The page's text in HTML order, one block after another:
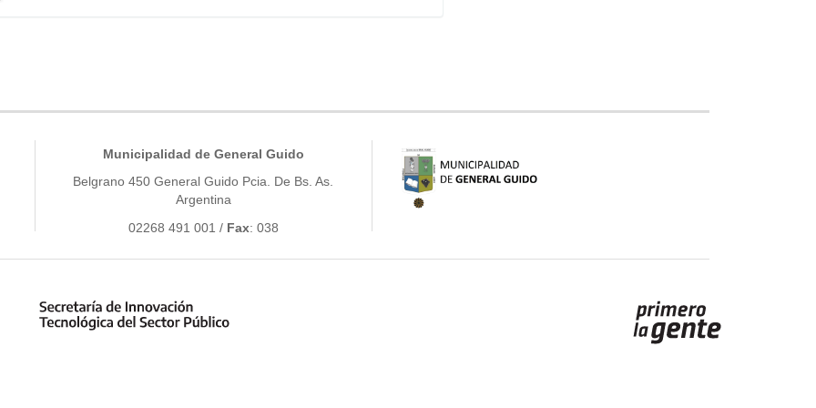
Municipalidad de General Guido
Belgrano 450 General Guido Pcia. De Bs. As.
Argentina
02268 491 001 / Fax: 038